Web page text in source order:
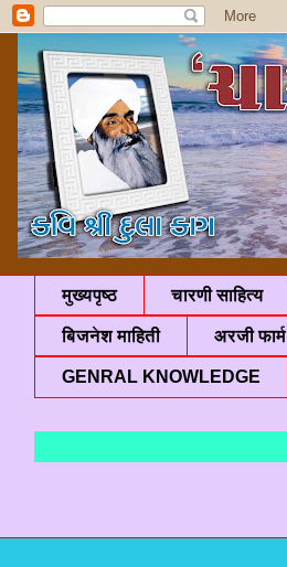
मुख्यपृष्ठ चारणी साहित्य
बिजनेश माहिती अरजी फार्म
GENRAL KNOWLEDGE